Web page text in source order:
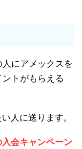
にアメックスを
トがもらえる
人に送ります。
会キャンペーン